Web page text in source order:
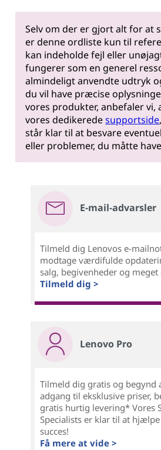
Selv om der er gjort alt for at
er denne ordliste kun til
kan indeholde fejl eller
fungerer som en generel
almindeligt anvendte udtryk
du vil have præcise
vores produkter, anbefaler vi,
vores dedikeredesupportside
står klar til at besvare
eller problemer, du måtte
E-mail-advarsler
Tilmeld dig Lenovos e-
modtage værdifulde
salg, begivenheder og meget
Tilmeld dig >
Lenovo Pro
Tilmeld dig gratis og begynd
adgang til eksklusive priser,
gratis hurtig levering* Vores
Specialists er klar til at
succes!
Få mere at vide >